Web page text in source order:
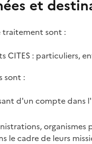
et
traitement sont :
CITES : particuliers,
sont :
d'un compte
le cadre de leurs